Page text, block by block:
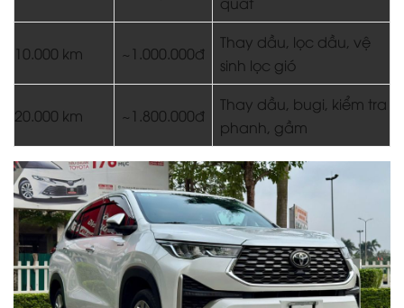
Hệ thống đại lý Toyota – sẵn sàng phục vụ khắp 63